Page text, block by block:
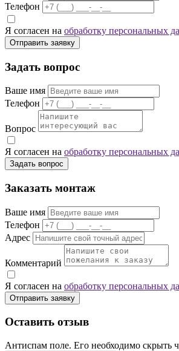
Телефон
Я согласен на обработку персональных
Отправить заявку
Задать вопрос
Ваше имя
Телефон
Вопрос
Я согласен на обработку персональных
Задать вопрос
Заказать монтаж
Ваше имя
Телефон
Адрес
Комментарий
Я согласен на обработку персональных
Отправить заявку
Оставить отзыв
Антиспам поле. Его необходимо скрыть